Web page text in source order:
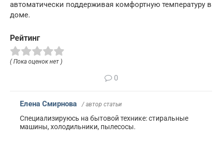
автоматически поддерживая комфортную температуру в
доме.
Рейтинг
( Пока оценок нет )
0
Елена Смирнова / автор статьи
Специализируюсь на бытовой технике: стиральные
машины, холодильники, пылесосы.